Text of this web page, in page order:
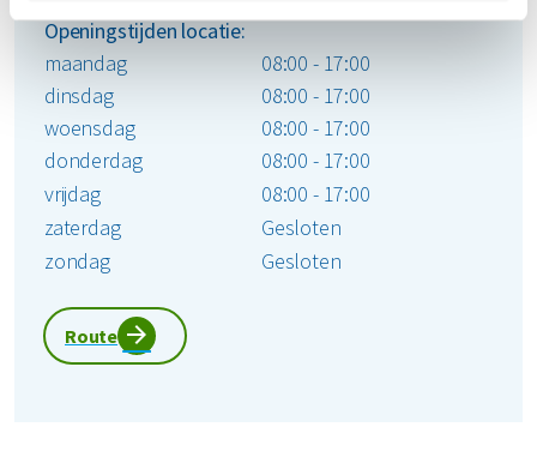
Openingstijden locatie:
maandag
08:00 - 17:00
dinsdag
08:00 - 17:00
woensdag
08:00 - 17:00
donderdag
08:00 - 17:00
vrijdag
08:00 - 17:00
zaterdag
Gesloten
zondag
Gesloten
Route